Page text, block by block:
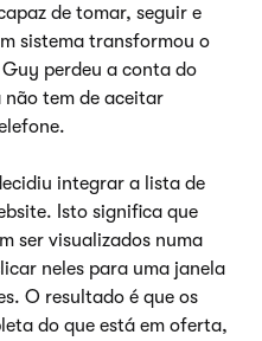
de tomar, seguir e
sistema transformou o
perdeu a conta do
tem de aceitar
integrar a lista de
Isto significa que
ser visualizados numa
neles para uma janela
O resultado é que os
do que está em oferta,